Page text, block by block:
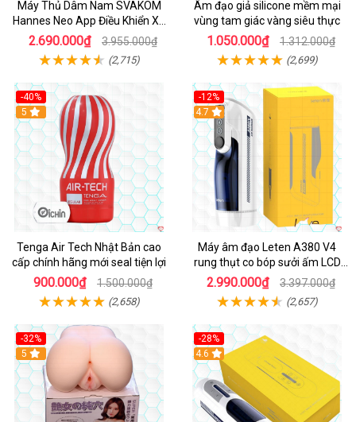
Máy Thủ Dâm Nam SVAKOM
Hannes Neo App Điều Khiển Xa
Cao Cấp
2.690.000₫ 3.955.000₫
(2,715)
Âm đạo giả silicone mềm mại
vùng tam giác vàng siêu thực
1.050.000₫ 1.312.000₫
(2,699)
-40%
Hot
5
Tenga Air Tech Nhật Bản cao
cấp chính hãng mới seal tiện lợi
900.000₫ 1.500.000₫
(2,658)
-12%
Hot
4.7
Máy âm đạo Leten A380 V4
rung thụt co bóp sưởi ấm LCD
đẹp
2.990.000₫ 3.397.000₫
(2,657)
-32%
Hot
5
-28%
Hot
4.6